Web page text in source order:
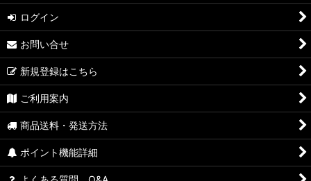
ログイン
お問い合せ
新規登録はこちら
ご利用案内
商品送料・発送方法
ポイント機能詳細